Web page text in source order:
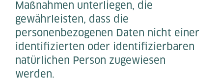
Maßnahmen unterliegen, die
gewährleisten, dass die
personenbezogenen Daten nicht einer
identifizierten oder identifizierbaren
natürlichen Person zugewiesen
werden.